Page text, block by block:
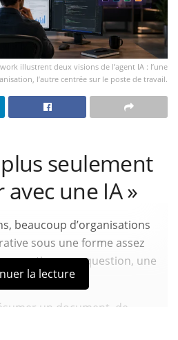
illustrent deux visions de l’agent IA : l’une
l’autre centrée sur le poste de travail.
seulement
une IA »
beaucoup d’organisations
sous une forme assez
une question, une
un document, de
la lecture